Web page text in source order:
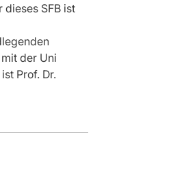
dieses SFB ist
der Uni
Prof. Dr.